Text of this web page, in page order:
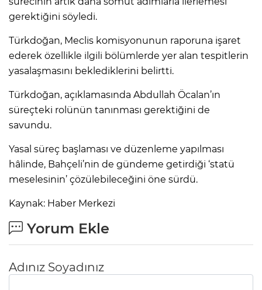
gerektiğini söyledi.
Türkdoğan, Meclis komisyonunun raporuna işaret
ederek özellikle ilgili bölümlerde yer alan tespitlerin
yasalaşmasını beklediklerini belirtti.
Türkdoğan, açıklamasında Abdullah Öcalan’ın
süreçteki rolünün tanınması gerektiğini de
savundu.
Yasal süreç başlaması ve düzenleme yapılması
hâlinde, Bahçeli’nin de gündeme getirdiği ‘statü
meselesinin’ çözülebileceğini öne sürdü.
Kaynak: Haber Merkezi
Yorum Ekle
Adınız Soyadınız